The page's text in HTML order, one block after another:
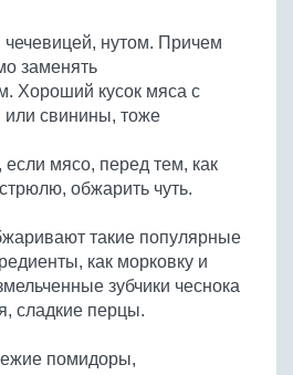
чечевицей, нутом. Причем
заменять
Хороший кусок мяса с
свинины, тоже
если мясо, перед тем, как
обжарить чуть.
такие популярные
как морковку и
зубчики чеснока
сладкие перцы.
помидоры,